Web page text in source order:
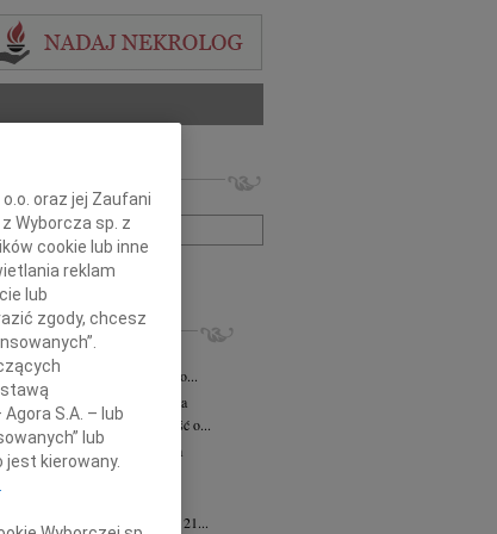
numer ogłoszenia:
szukanie zaawansowane
05.08.2026
żalem przyjęliśmy wiadomość o...
Warszawa
przyjęliśmy wiadomość o...
Warszawa
roku odszedł Śp. Andrzej...
Karkocha zmarła dnia 21...
oraz jej Zaufani
Wyborcza sp. z
cookie lub inne
reklam
lub
zgody, chcesz
S.A. – lub
lub
kierowany.